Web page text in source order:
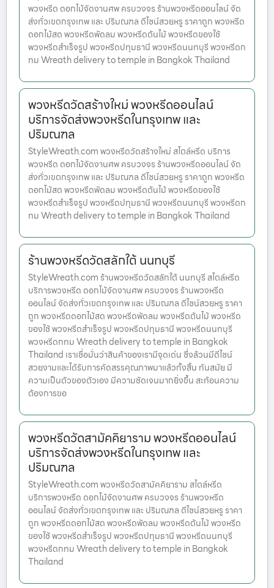
พวงหรีด ดอกไม้จัดงานศพ ครบวงจร ร้านพวงหรีดออนไลน์ จัด
ส่งทั่วเขตกรุงเทพ และ ปริมณฑล ดีไซน์สวยหรู ราคาถูก พวงหรีด
ดอกไม้สด พวงหรีดพัดลม พวงหรีดต้นไม้ พวงหรีดของใช้
พวงหรีดสำเร็จรูป พวงหรีดปทุมธานี พวงหรีดนนทบุรี พวงหรีดก
ทม Wreath delivery to temple in Bangkok Thailand
พวงหรีดวัดสร้างใหม่ พวงหรีดออนไลน์
บริการจัดส่งพวงหรีดในกรุงเทพ และ
ปริมณฑล
StyleWreath.com พวงหรีดวัดสร้างใหม่ สไตล์หรีด บริการ
พวงหรีด ดอกไม้จัดงานศพ ครบวงจร ร้านพวงหรีดออนไลน์ จัด
ส่งทั่วเขตกรุงเทพ และ ปริมณฑล ดีไซน์สวยหรู ราคาถูก พวงหรีด
ดอกไม้สด พวงหรีดพัดลม พวงหรีดต้นไม้ พวงหรีดของใช้
พวงหรีดสำเร็จรูป พวงหรีดปทุมธานี พวงหรีดนนทบุรี พวงหรีดก
ทม Wreath delivery to temple in Bangkok Thailand
ร้านพวงหรีดวัดสลักใต้ นนทบุรี
StyleWreath.com ร้านพวงหรีดวัดสลักใต้ นนทบุรี สไตล์หรีด
บริการพวงหรีด ดอกไม้จัดงานศพ ครบวงจร ร้านพวงหรีด
ออนไลน์ จัดส่งทั่วเขตกรุงเทพ และ ปริมณฑล ดีไซน์สวยหรู ราคา
ถูก พวงหรีดดอกไม้สด พวงหรีดพัดลม พวงหรีดต้นไม้ พวงหรีด
ของใช้ พวงหรีดสำเร็จรูป พวงหรีดปทุมธานี พวงหรีดนนทบุรี
พวงหรีดกทม Wreath delivery to temple in Bangkok
Thailand เราเชื่อมั่นว่าสินค้าของเรามีจุดเด่น ซึ่งล้วนมีดีไซน์
สวยงามและได้รับการคัดสรรคุณภาพมาแล้วทั้งสิ้น ทันสมัย มี
ความเป็นตัวของตัวเอง มีความชัดเจนมากยิ่งขึ้น สะท้อนความ
ต้องการขอ
พวงหรีดวัดสามัคคิยาราม พวงหรีดออนไลน์
บริการจัดส่งพวงหรีดในกรุงเทพ และ
ปริมณฑล
StyleWreath.com พวงหรีดวัดสามัคคิยาราม สไตล์หรีด
บริการพวงหรีด ดอกไม้จัดงานศพ ครบวงจร ร้านพวงหรีด
ออนไลน์ จัดส่งทั่วเขตกรุงเทพ และ ปริมณฑล ดีไซน์สวยหรู ราคา
ถูก พวงหรีดดอกไม้สด พวงหรีดพัดลม พวงหรีดต้นไม้ พวงหรีด
ของใช้ พวงหรีดสำเร็จรูป พวงหรีดปทุมธานี พวงหรีดนนทบุรี
พวงหรีดกทม Wreath delivery to temple in Bangkok
Thailand